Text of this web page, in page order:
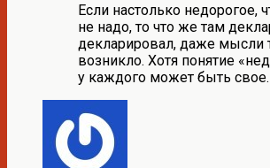
Если настолько недорогое,
не надо, то что же там
декларировал, даже мысли
возникло. Хотя понятие
у каждого может быть свое.